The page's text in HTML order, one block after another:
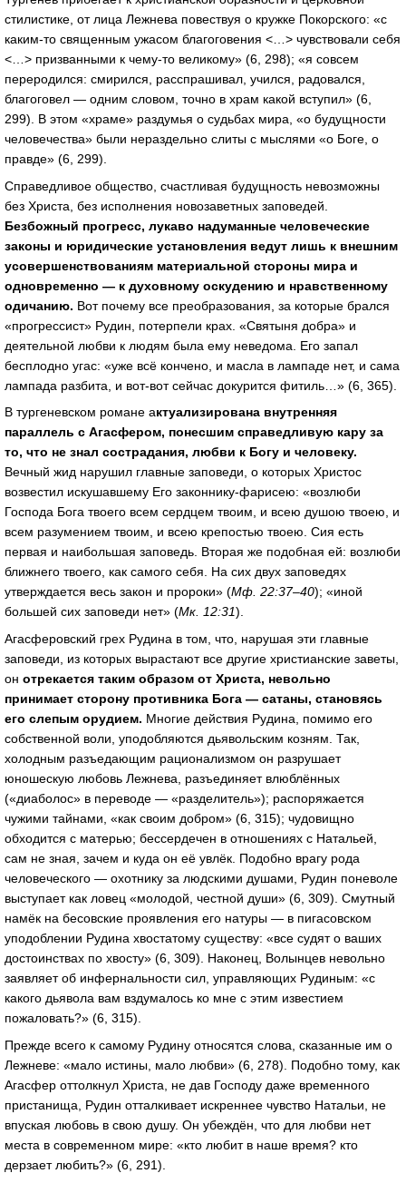
стилистике, от лица Лежнева повествуя о кружке Покорского: «с
каким-то священным ужасом благоговения <…> чувствовали себя
<…> призванными к чему-то великому» (6, 298); «я совсем
переродился: смирился, расспрашивал, учился, радовался,
благоговел — одним словом, точно в храм какой вступил» (6,
299). В этом «храме» раздумья о судьбах мира, «о будущности
человечества» были нераздельно слиты с мыслями «о Боге, о
правде» (6, 299).
Справедливое общество, счастливая будущность невозможны
без Христа, без исполнения новозаветных заповедей.
Безбожный прогресс, лукаво надуманные человеческие
законы и юридические установления ведут лишь к внешним
усовершенствованиям материальной стороны мира и
одновременно — к духовному оскудению и нравственному
одичанию. Вот почему все преобразования, за которые брался
«прогрессист» Рудин, потерпели крах. «Святыня добра» и
деятельной любви к людям была ему неведома. Его запал
бесплодно угас: «уже всё кончено, и масла в лампаде нет, и сама
лампада разбита, и вот-вот сейчас докурится фитиль…» (6, 365).
В тургеневском романе актуализирована внутренняя
параллель с Агасфером, понесшим справедливую кару за
то, что не знал сострадания, любви к Богу и человеку.
Вечный жид нарушил главные заповеди, о которых Христос
возвестил искушавшему Его законнику-фарисею: «возлюби
Господа Бога твоего всем сердцем твоим, и всею душою твоею, и
всем разумением твоим, и всею крепостью твоею. Сия есть
первая и наибольшая заповедь. Вторая же подобная ей: возлюби
ближнего твоего, как самого себя. На сих двух заповедях
утверждается весь закон и пророки» (Мф. 22:37–40); «иной
большей сих заповеди нет» (Мк. 12:31).
Агасферовский грех Рудина в том, что, нарушая эти главные
заповеди, из которых вырастают все другие христианские заветы,
он отрекается таким образом от Христа, невольно
принимает сторону противника Бога — сатаны, становясь
его слепым орудием. Многие действия Рудина, помимо его
собственной воли, уподобляются дьявольским козням. Так,
холодным разъедающим рационализмом он разрушает
юношескую любовь Лежнева, разъединяет влюблённых
(«диаболос» в переводе — «разделитель»); распоряжается
чужими тайнами, «как своим добром» (6, 315); чудовищно
обходится с матерью; бессердечен в отношениях с Натальей,
сам не зная, зачем и куда он её увлёк. Подобно врагу рода
человеческого — охотнику за людскими душами, Рудин поневоле
выступает как ловец «молодой, честной души» (6, 309). Смутный
намёк на бесовские проявления его натуры — в пигасовском
уподоблении Рудина хвостатому существу: «все судят о ваших
достоинствах по хвосту» (6, 309). Наконец, Волынцев невольно
заявляет об инфернальности сил, управляющих Рудиным: «с
какого дьявола вам вздумалось ко мне с этим известием
пожаловать?» (6, 315).
Прежде всего к самому Рудину относятся слова, сказанные им о
Лежневе: «мало истины, мало любви» (6, 278). Подобно тому, как
Агасфер оттолкнул Христа, не дав Господу даже временного
пристанища, Рудин отталкивает искреннее чувство Натальи, не
впуская любовь в свою душу. Он убеждён, что для любви нет
места в современном мире: «кто любит в наше время? кто
дерзает любить?» (6, 291).